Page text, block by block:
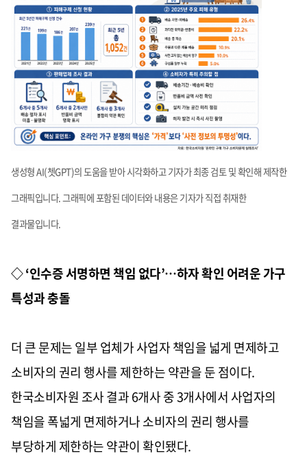
생성형 AI(쳇GPT)의 도움을 받아 시각화하고 기자가 최종 검토 및 확인해 제작한
그래픽입니다. 그래픽에 포함된 데이터와 내용은 기자가 직접 취재한
결과물입니다.
◇ ‘인수증 서명하면 책임 없다’…하자 확인 어려운 가구
특성과 충돌
더 큰 문제는 일부 업체가 사업자 책임을 넓게 면제하고
소비자의 권리 행사를 제한하는 약관을 둔 점이다.
한국소비자원 조사 결과 6개사 중 3개사에서 사업자의
책임을 폭넓게 면제하거나 소비자의 권리 행사를
부당하게 제한하는 약관이 확인됐다.